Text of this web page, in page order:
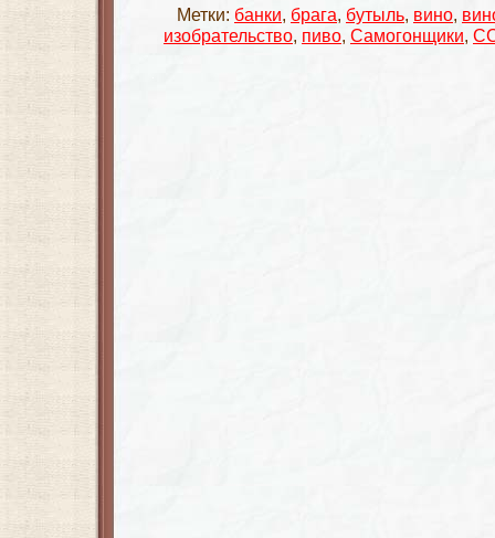
Метки: банки, брага, бутыль, вино,
изобрательство, пиво, Самогонщики,